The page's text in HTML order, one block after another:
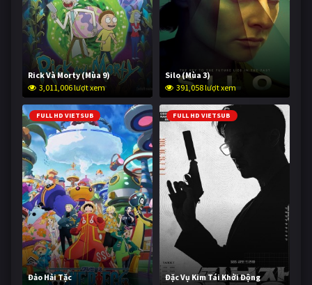
Rick Và Morty (Mùa 9)
3,011,006 lượt xem
Silo (Mùa 3)
391,058 lượt xem
FULL HD VIETSUB
Đảo Hải Tặc
FULL HD VIETSUB
Đặc Vụ Kim Tái Khởi Động